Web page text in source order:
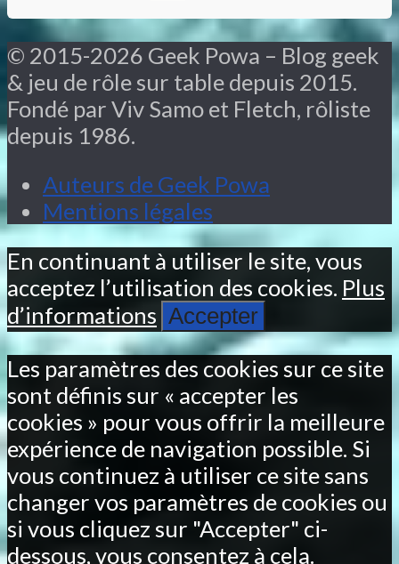
© 2015-2026 Geek Powa – Blog geek
& jeu de rôle sur table depuis 2015.
Fondé par Viv Samo et Fletch, rôliste
depuis 1986.
Auteurs de Geek Powa
Mentions légales
En continuant à utiliser le site, vous
acceptez l’utilisation des cookies. Plus
d’informations Accepter
Les paramètres des cookies sur ce site
sont définis sur « accepter les
cookies » pour vous offrir la meilleure
expérience de navigation possible. Si
vous continuez à utiliser ce site sans
changer vos paramètres de cookies ou
si vous cliquez sur "Accepter" ci-
dessous, vous consentez à cela.